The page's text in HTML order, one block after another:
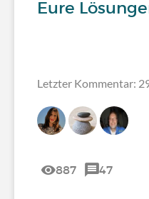
Eure
Letzter Kommentar:
887 47